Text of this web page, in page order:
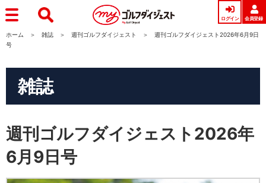
ログイン 会員登録
ホーム 雑誌 週刊ゴルフダイジェスト
週刊ゴルフダイジェスト2026年6月9日
号
雑誌
週刊ゴルフダイジェスト2026年
6月9日号